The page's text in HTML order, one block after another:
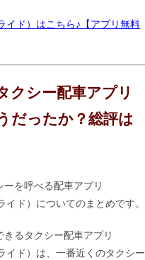
イド）はこちら♪【アプリ無料
クシー配車アプリ
だったか？総評は
ーを呼べる配車アプリ
イド）についてのまとめです。
きるタクシー配車アプリ
イド）は、一番近くのタクシー